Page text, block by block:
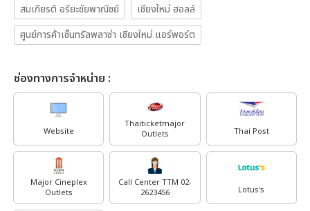
สมเกียรติ อริยะชัยพาณิชย์
เชียงใหม่ ฮอลล์
ศูนย์การค้าเซ็นทรัลพลาซ่า เชียงใหม่ แอร์พอร์ต
ช่องทางการจำหน่าย :
Website
Thaiticketmajor
Outlets
Thai Post
Major Cineplex
Outlets
Call Center TTM 02-
2623456
Lotus's